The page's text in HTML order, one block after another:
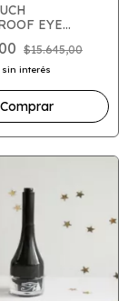
EYE
BLACK 1.2
$15.645,00
sin interés